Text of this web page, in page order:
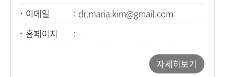
이메일
dr.maria.kim@gmail.com
홈페이지
-
자세히보기